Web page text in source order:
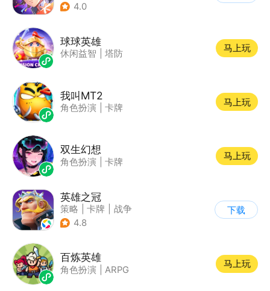
| 动漫改编
4.0
球球英雄
休闲益智 塔防
马上玩
我叫MT2
角色扮演 卡牌
马上玩
双生幻想
角色扮演 卡牌
马上玩
英雄之冠
策略 卡牌
战争
| 欧美风
4.8
下载
百炼英雄
角色扮演 ARPG
马上玩